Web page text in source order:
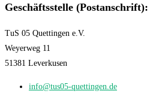
Geschäftsstelle (Postanschrift):
TuS 05 Quettingen e.V.
Weyerweg 11
51381 Leverkusen
info@tus05-quettingen.de